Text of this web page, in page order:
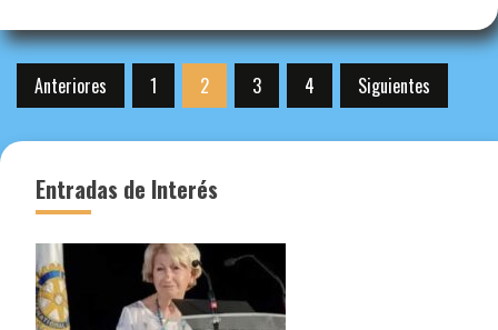
Paginación
Anteriores 1 2 3 4 Siguientes
Entradas de Interés